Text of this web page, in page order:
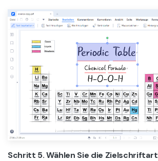
Schritt 5. Wählen Sie die Zielschriftart